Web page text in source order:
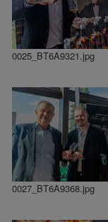
0025_BT6A9321.jpg
0027_BT6A9368.jpg